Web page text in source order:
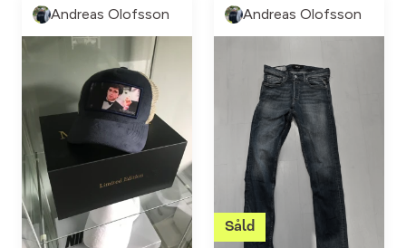
Andreas Olofsson Andreas Olofsson